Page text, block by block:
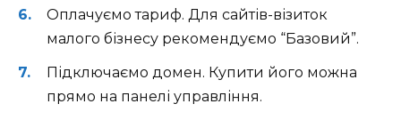
Оплачуємо тариф. Для сайтів-візиток
малого бізнесу рекомендуємо “Базовий”.
Підключаємо домен. Купити його можна
прямо на панелі управління.